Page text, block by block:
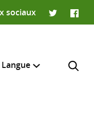
sociaux
Twitter
Langue